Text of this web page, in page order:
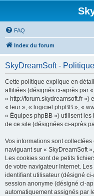
FAQ
Index du forum
SkyDreamSoft -
Cette politique explique en
affiliées (désignés ci-après par
« http://forum.skydreamsoft.fr »)
« leur », « logiciel phpBB », «
« Équipes phpBB ») utilisent
de ce site (désignées ci-après
Vos informations sont
naviguant sur « SkyDreamSoft
Les cookies sont de petits
de votre navigateur Internet.
identifiant utilisateur (désigné
session anonyme (désigné ci-
automatiquement assignés par